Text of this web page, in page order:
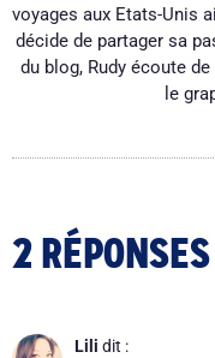
voyages aux Etats-Unis
décide de partager sa
du blog, Rudy écoute
le
2 RÉPONSES
Lili dit :